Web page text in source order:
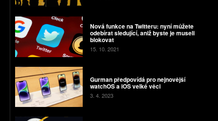
Nová funkce na Twitteru: nyní můžete
odebírat sledující, aniž byste je museli
blokovat
15. 10. 2021
Gurman předpovídá pro nejnovější
watchOS a iOS velké věci
3. 4. 2023